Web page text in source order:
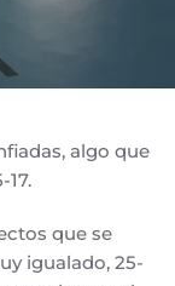
algo que
que se
igualado, 25-